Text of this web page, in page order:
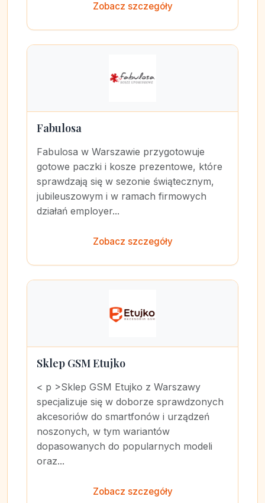
Zobacz szczegóły
Fabulosa
Fabulosa w Warszawie przygotowuje
gotowe paczki i kosze prezentowe, które
sprawdzają się w sezonie świątecznym,
jubileuszowym i w ramach firmowych
działań employer...
Zobacz szczegóły
Sklep GSM Etujko
< p >Sklep GSM Etujko z Warszawy
specjalizuje się w doborze sprawdzonych
akcesoriów do smartfonów i urządzeń
noszonych, w tym wariantów
dopasowanych do popularnych modeli
oraz...
Zobacz szczegóły